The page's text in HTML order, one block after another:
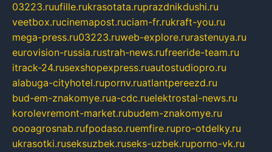
03223.ruufille.rukrasotata.ruprazdnikdushi.ru
veetbox.rucinemapost.ruciam-fr.rukraft-you.ru
mega-press.ru03223.ruweb-explore.rurastenuya.ru
eurovision-russia.rustrah-news.rufreeride-team.ru
itrack-24.rusexshopexpress.ruautostudiopro.ru
alabuga-cityhotel.rupornv.ruatlantpereezd.ru
bud-em-znakomye.rua-cdc.ruelektrostal-news.ru
korolevremont-market.rubudem-znakomye.ru
oooagrosnab.rufpodaso.ruemfire.rupro-otdelky.ru
ukrasotki.ruseksuzbek.ruseks-uzbek.ruporno-vk.ru